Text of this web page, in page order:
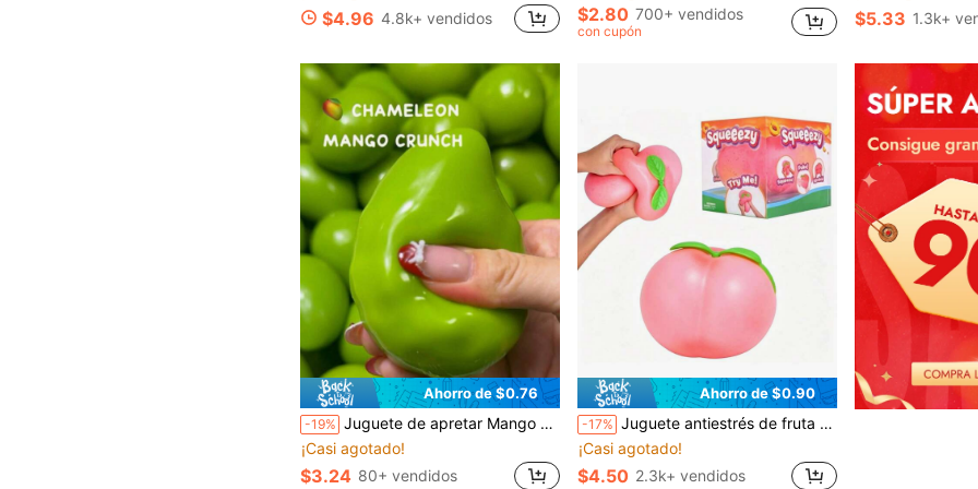
$4.96 4.8k+ vendidos $2.80 700+ vendidos
con cupón
$5.33 1.3k+
Ahorro de $0.76
-19% Juguete de apretar Mango que cambia de color, rebote lento, alivio del estrés, bola de desahogo creativa de alta tecnología, gadget anti-estrés
¡Casi agotado!
$3.24 80+ vendidos
Ahorro de $0.90
-17% Juguete antiestrés de fruta melocotón simulada de PU con rebote lento, juguete blando para apretar, regalo de desahogo y decoración
¡Casi agotado!
$4.50 2.3k+ vendidos